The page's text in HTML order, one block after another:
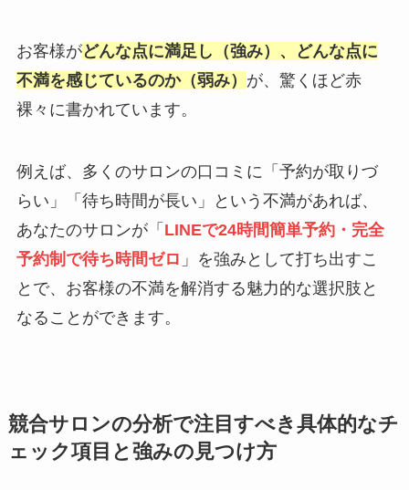
お客様がどんな点に満足し（強み）、どんな点に
不満を感じているのか（弱み） が、驚くほど赤
裸々に書かれています。
例えば、多くのサロンの口コミに「予約が取りづ
らい」「待ち時間が長い」という不満があれば、
あなたのサロンが「 LINEで24時間簡単予約・完全
予約制で待ち時間ゼロ 」を強みとして打ち出すこ
とで、お客様の不満を解消する魅力的な選択肢と
なることができます。
競合サロンの分析で注目すべき具体的なチ
ェック項目と強みの見つけ方